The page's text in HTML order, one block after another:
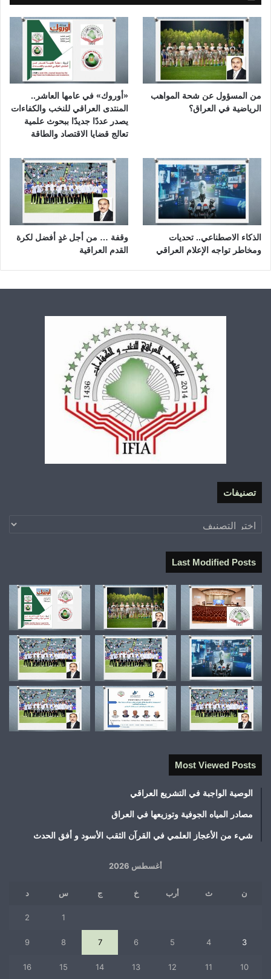
من المسؤول عن شحة المواهب
الرياضية في العراق؟
«أوروك» في عامها العاشر..
المنتدى العراقي للنخب والكفاءات
يصدر عددًا جديدًا ببحوث علمية
تعالج قضايا الاقتصاد والطاقة
الذكاء الاصطناعي.. تحديات
ومخاطر تواجه الإعلام العراقي
وقفة … من أجل غدٍ أفضل لكرة
القدم العراقية
تصنيفات
تصنيفات
Last Modified Posts
Most Viewed Posts
الوصية الواجبة في التشريع العراقي
مصادر المياه الجوفية وتوزيعها في العراق
شيء من الأعجاز العلمي في القرآن الثقب الأسود و أفق الحدث
أغسطس 2026
ن ث أرب خ ج س د
1
2
3
4
5
6
7
8
9
10
11
12
13
14
15
16